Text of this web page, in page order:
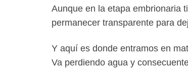
Aunque en la etapa embrionaria
permanecer transparente para
Y aquí es donde entramos en
Va perdiendo agua y